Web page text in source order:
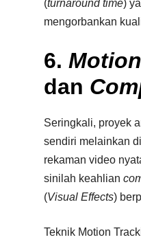
(turnaround time)
mengorbankan
6.
dan
Seringkali, proyek
sendiri melainkan
rekaman video
sinilah keahlian
(Visual Effects)
Teknik Motion